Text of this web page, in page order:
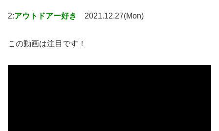
2:アウトドアー好き 2021.12.27(Mon)
この動画は注目です！